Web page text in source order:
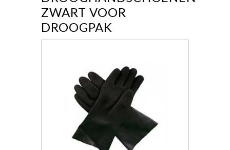
ZWART VOOR
DROOGPAK